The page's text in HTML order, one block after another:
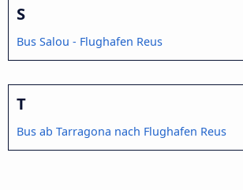
S
Bus Salou - Flughafen Reus
T
Bus ab Tarragona nach Flughafen Reus